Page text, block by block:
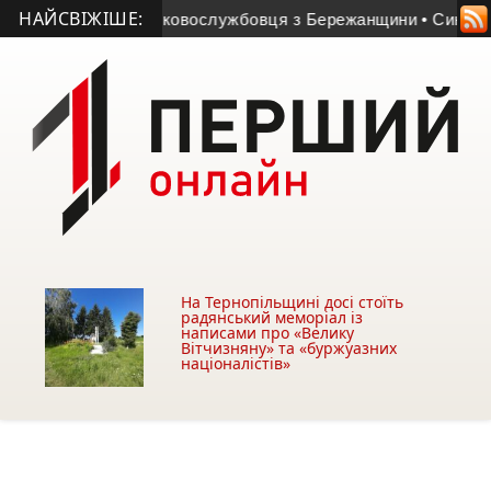
НАЙСВІЖІШЕ:
серце військовослужбовця з Бережанщини • Синод
На Тернопільщині досі стоїть
радянський меморіал із
написами про «Велику
Вітчизняну» та «буржуазних
націоналістів»